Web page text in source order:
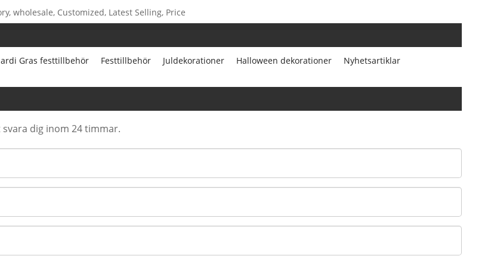
wholesale, Customized, Latest Selling, Price
Gras festtillbehör Festtillbehör Juldekorationer Halloween dekorationer
Nyhetsartiklar
dig inom 24 timmar.